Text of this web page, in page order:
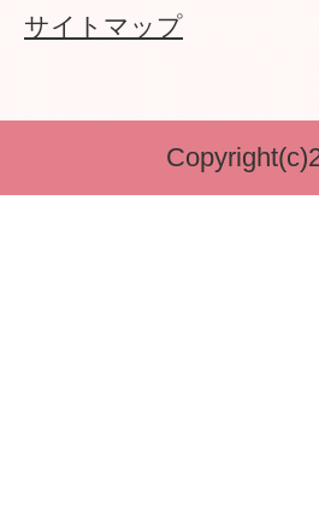
サイトマップ